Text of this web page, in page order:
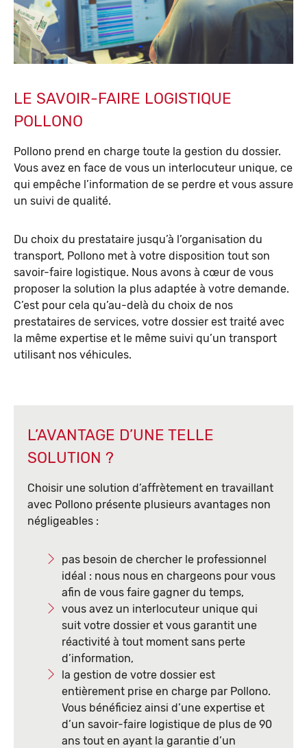
LE SAVOIR-FAIRE LOGISTIQUE
POLLONO
Pollono prend en charge toute la gestion du dossier.
Vous avez en face de vous un interlocuteur unique, ce
qui empêche l’information de se perdre et vous assure
un suivi de qualité.
Du choix du prestataire jusqu’à l’organisation du
transport, Pollono met à votre disposition tout son
savoir-faire logistique. Nous avons à cœur de vous
proposer la solution la plus adaptée à votre demande.
C’est pour cela qu’au-delà du choix de nos
prestataires de services, votre dossier est traité avec
la même expertise et le même suivi qu’un transport
utilisant nos véhicules.
L’AVANTAGE D’UNE TELLE
SOLUTION ?
Choisir une solution d’affrètement en travaillant
avec Pollono présente plusieurs avantages non
négligeables :
pas besoin de chercher le professionnel
idéal : nous nous en chargeons pour vous
afin de vous faire gagner du temps,
vous avez un interlocuteur unique qui
suit votre dossier et vous garantit une
réactivité à tout moment sans perte
d’information,
la gestion de votre dossier est
entièrement prise en charge par Pollono.
Vous bénéficiez ainsi d’une expertise et
d’un savoir-faire logistique de plus de 90
ans tout en ayant la garantie d’un